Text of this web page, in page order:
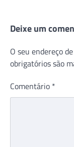
Deixe um
O seu endereço
obrigatórios são
Comentário *